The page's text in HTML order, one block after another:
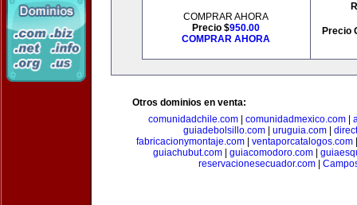
COMPRAR AHORA
Precio $950.00
COMPRAR AHORA
Precio
Otros dominios en venta:
comunidadchile.com
comunidadmexico.com
guiadebolsillo.com| uruguia.com|
fabricacionymontaje.com| ventaporcatalogos.com
guiachubut.com
guiacomodoro.com
reservacionesecuador.com